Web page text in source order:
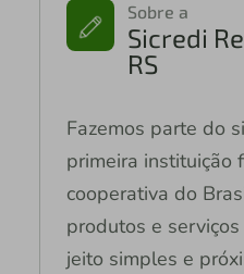
Sobre a
Sicredi
RS
Fazemos parte do
primeira instituição
cooperativa do
produtos e
jeito simples e